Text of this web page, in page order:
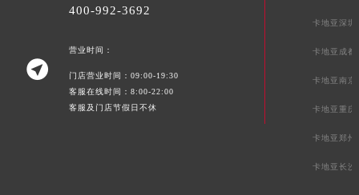
青海省海东市乐都区滨河路卡地亚售后服务中心（需提前预约）
青海省黄南藏族自治州同仁市德合隆路卡地亚售后服务中心（需提前预约）
青海省西宁市城西区海湖新区西关大道卡地亚售后服务中心（需提前预约）
陕西省宝鸡市渭滨区经二路卡地亚售后服务中心（需提前预约）
400-992-3692

营业时间：
门店营业时间：09:00-19:30
客服在线时间：8:00-22:00
客服及门店节假日不休
卡地亚深圳
卡地亚成都
卡地亚南京
卡地亚重庆
卡地亚郑州
卡地亚长沙